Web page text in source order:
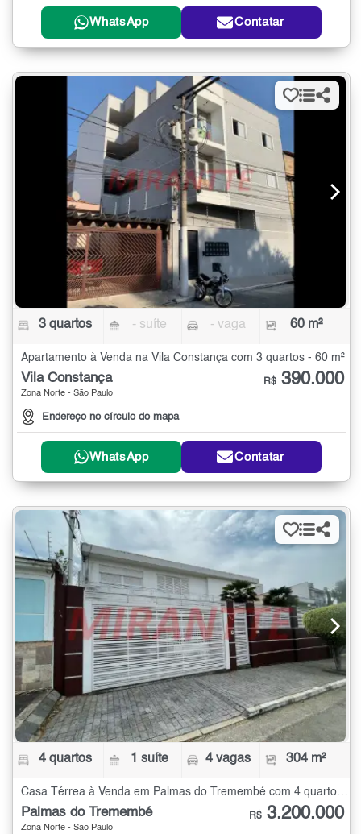
WhatsApp Contatar
3 quartos - suíte - vaga 60 m²
Apartamento à Venda na Vila Constança com 3 quartos - 60 m²
Vila Constança
Zona Norte - São Paulo
Endereço no círculo do mapa
R$ 390.000
WhatsApp Contatar
4 quartos 1 suíte 4 vagas 304 m²
Casa Térrea à Venda em Palmas do Tremembé com 4 quartos - 304 m²
Palmas do Tremembé
Zona Norte - São Paulo
R$ 3.200.000